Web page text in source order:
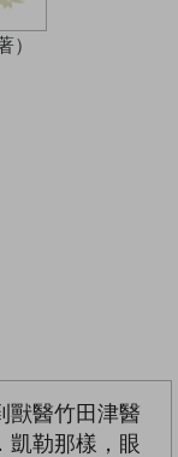
）
獸醫竹田津醫
凱勒那樣，眼